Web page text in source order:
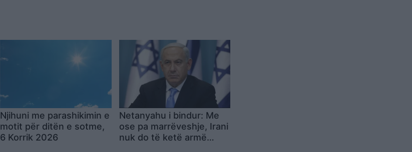
Njihuni me parashikimin e
motit për ditën e sotme,
6 Korrik 2026
Netanyahu i bindur: Me
ose pa marrëveshje, Irani
nuk do të ketë armë